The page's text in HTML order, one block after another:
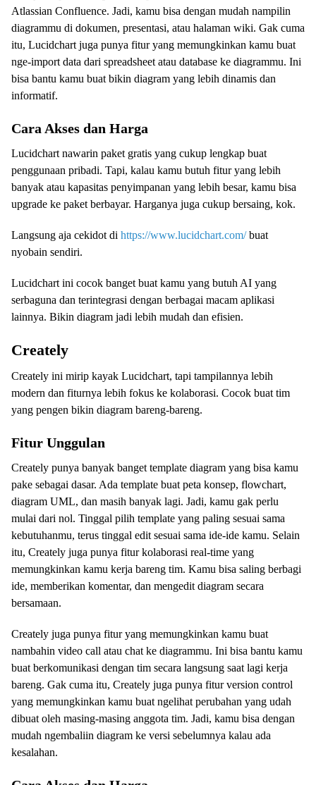
Atlassian Confluence. Jadi, kamu bisa dengan mudah nampilin
diagrammu di dokumen, presentasi, atau halaman wiki. Gak cuma
itu, Lucidchart juga punya fitur yang memungkinkan kamu buat
nge-import data dari spreadsheet atau database ke diagrammu. Ini
bisa bantu kamu buat bikin diagram yang lebih dinamis dan
informatif.
Cara Akses dan Harga
Lucidchart nawarin paket gratis yang cukup lengkap buat
penggunaan pribadi. Tapi, kalau kamu butuh fitur yang lebih
banyak atau kapasitas penyimpanan yang lebih besar, kamu bisa
upgrade ke paket berbayar. Harganya juga cukup bersaing, kok.
Langsung aja cekidot di https://www.lucidchart.com/buat
nyobain sendiri.
Lucidchart ini cocok banget buat kamu yang butuh AI yang
serbaguna dan terintegrasi dengan berbagai macam aplikasi
lainnya. Bikin diagram jadi lebih mudah dan efisien.
Creately
Creately ini mirip kayak Lucidchart, tapi tampilannya lebih
modern dan fiturnya lebih fokus ke kolaborasi. Cocok buat tim
yang pengen bikin diagram bareng-bareng.
Fitur Unggulan
Creately punya banyak banget template diagram yang bisa kamu
pake sebagai dasar. Ada template buat peta konsep, flowchart,
diagram UML, dan masih banyak lagi. Jadi, kamu gak perlu
mulai dari nol. Tinggal pilih template yang paling sesuai sama
kebutuhanmu, terus tinggal edit sesuai sama ide-ide kamu. Selain
itu, Creately juga punya fitur kolaborasi real-time yang
memungkinkan kamu kerja bareng tim. Kamu bisa saling berbagi
ide, memberikan komentar, dan mengedit diagram secara
bersamaan.
Creately juga punya fitur yang memungkinkan kamu buat
nambahin video call atau chat ke diagrammu. Ini bisa bantu kamu
buat berkomunikasi dengan tim secara langsung saat lagi kerja
bareng. Gak cuma itu, Creately juga punya fitur version control
yang memungkinkan kamu buat ngelihat perubahan yang udah
dibuat oleh masing-masing anggota tim. Jadi, kamu bisa dengan
mudah ngembaliin diagram ke versi sebelumnya kalau ada
kesalahan.